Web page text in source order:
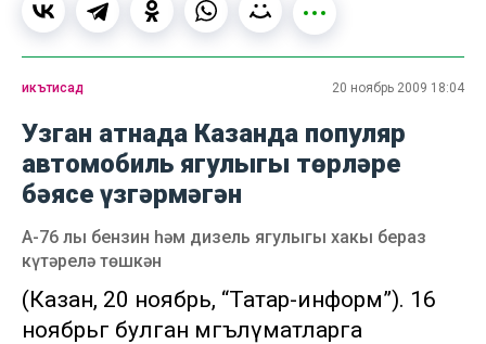
икътисад 20 ноябрь 2009 18:04
Узган атнада Казанда популяр
автомобиль ягулыгы төрләре
бәясе үзгәрмәгән
А-76 лы бензин һәм дизель ягулыгы хакы бераз
күтәрелә төшкән
(Казан, 20 ноябрь, “Татар-информ”). 16
ноябрьгә булган мәгълүматларга